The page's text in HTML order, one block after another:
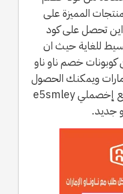
المميزة على
تحصل على كود
للغاية حيث ان
كوبونات خصم ناو ناو
ويمكنك الحصول
عليها فورآ عند الوصول الى موقع إخصملي e5smley
جديد.